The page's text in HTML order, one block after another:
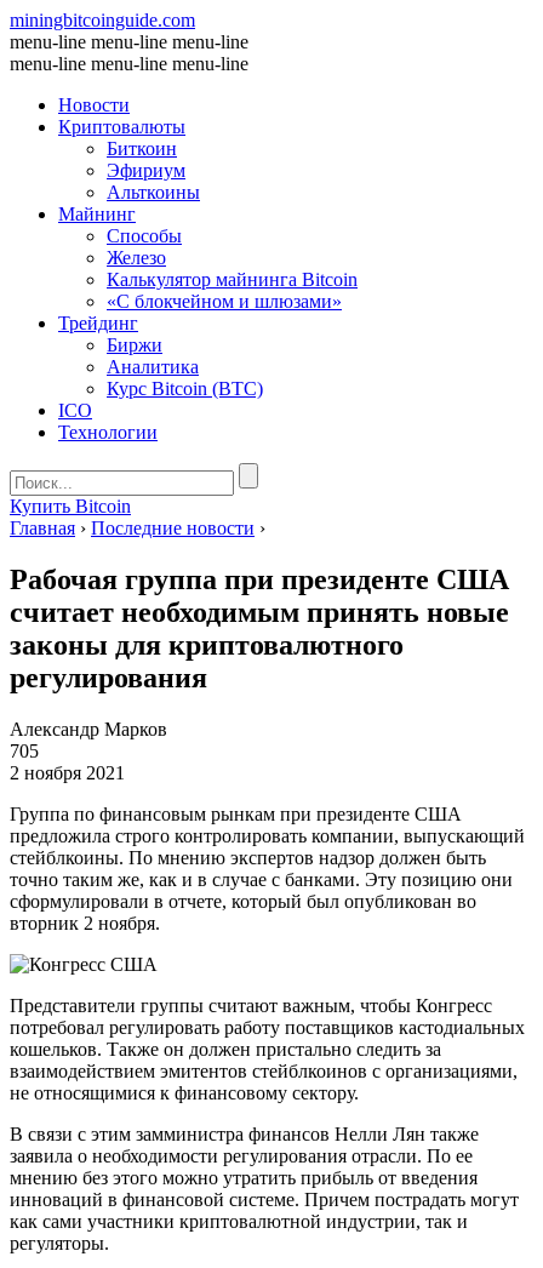
miningbitcoinguide.com
menu-line menu-line menu-line
menu-line menu-line menu-line
Новости
Криптовалюты
Биткоин
Эфириум
Альткоины
Майнинг
Способы
Железо
Калькулятор майнинга Bitcoin
«С блокчейном и шлюзами»
Трейдинг
Биржи
Аналитика
Курс Bitcoin (BTC)
ICO
Технологии
Купить Bitcoin
Главная › Последние новости ›
Рабочая группа при президенте США
считает необходимым принять новые
законы для криптовалютного
регулирования
Александр Марков
705
2 ноября 2021
Группа по финансовым рынкам при президенте США
предложила строго контролировать компании, выпускающий
стейблкоины. По мнению экспертов надзор должен быть
точно таким же, как и в случае с банками. Эту позицию они
сформулировали в отчете, который был опубликован во
вторник 2 ноября.
Представители группы считают важным, чтобы Конгресс
потребовал регулировать работу поставщиков кастодиальных
кошельков. Также он должен пристально следить за
взаимодействием эмитентов стейблкоинов с организациями,
не относящимися к финансовому сектору.
В связи с этим замминистра финансов Нелли Лян также
заявила о необходимости регулирования отрасли. По ее
мнению без этого можно утратить прибыль от введения
инноваций в финансовой системе. Причем пострадать могут
как сами участники криптовалютной индустрии, так и
регуляторы.